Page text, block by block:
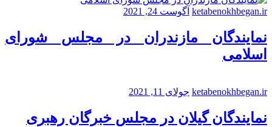
ketabenokhbegan.ir آگوست 24, 2021
نمایندگان مازندران در مجلس شورای
اسلامی
ketabenokhbegan.ir جولای 11, 2021
نمایندگان گیلان در مجلس خبرگان رهبری